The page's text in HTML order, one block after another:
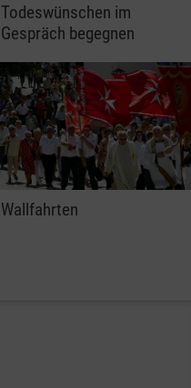
Todeswünschen im
Gespräch begegnen
Wallfahrten